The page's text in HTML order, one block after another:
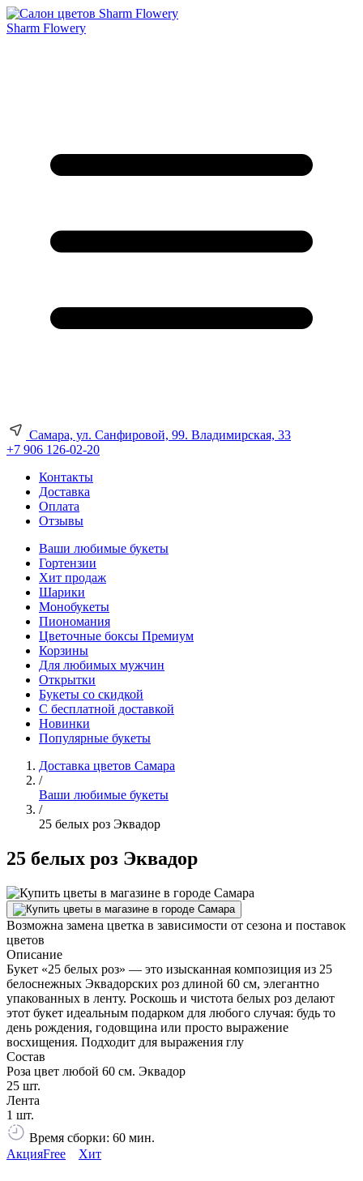
Sharm Flowery
Самара, ул. Санфировой, 99. Владимирская, 33
+7 906 126-02-20
Контакты
Доставка
Оплата
Отзывы
Ваши любимые букеты
Гортензии
Хит продаж
Шарики
Монобукеты
Пиономания
Цветочные боксы Премиум
Корзины
Для любимых мужчин
Открытки
Букеты со скидкой
С бесплатной доставкой
Новинки
Популярные букеты
Доставка цветов Самара
/
Ваши любимые букеты
/
25 белых роз Эквадор
25 белых роз Эквадор
Возможна замена цветка в зависимости от сезона и поставок
цветов
Описание
Букет «25 белых роз» — это изысканная композиция из 25
белоснежных Эквадорских роз длиной 60 см, элегантно
упакованных в ленту. Роскошь и чистота белых роз делают
этот букет идеальным подарком для любого случая: будь то
день рождения, годовщина или просто выражение
восхищения. Подходит для выражения глу
Состав
Роза цвет любой 60 см. Эквадор
25 шт.
Лента
1 шт.
Время сборки: 60 мин.
АкцияFree Хит